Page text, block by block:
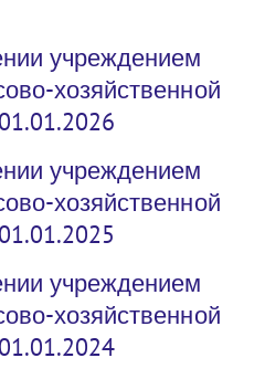
учреждением
хозяйственной
учреждением
хозяйственной
учреждением
хозяйственной